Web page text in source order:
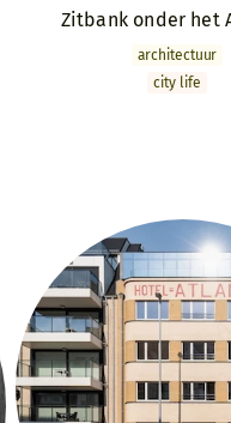
Zitbank onder het
archi­tectuur
city life